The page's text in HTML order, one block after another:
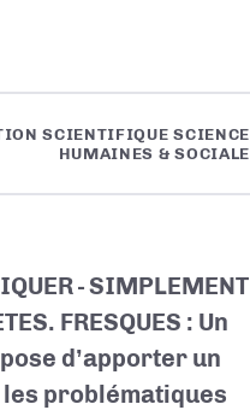
SCIENTIFIQUE
HUMAINES &
-
FRESQUES : Un
d’apporter un
problématiques